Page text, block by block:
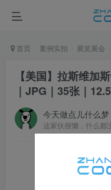
首页 案例实拍 展览展会
【美国】拉斯维加
｜JPG｜35张｜
今天做点儿什么梦
这家伙很懒，什么都